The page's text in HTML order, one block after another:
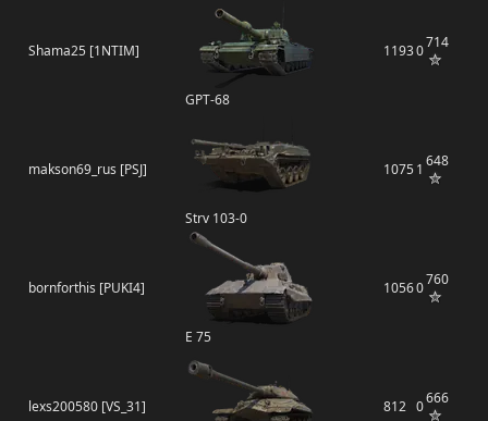
Shama25 [1NTIM]
GPT-68
11930714
makson69_rus [PSJ]
Strv 103-0
10751 648
bornforthis [PUKI4]
E 75
10560760
lexs200580 [VS_31] 812 0666